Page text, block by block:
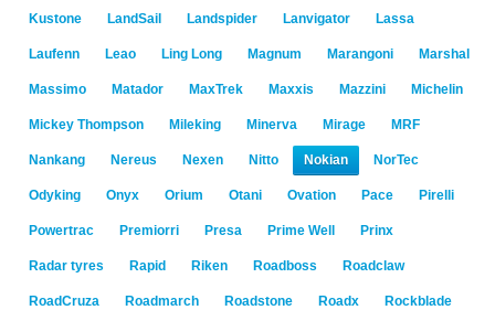
Kustone LandSail Landspider Lanvigator Lassa
Laufenn Leao Ling Long Magnum Marangoni Marshal
Massimo Matador MaxTrek Maxxis Mazzini Michelin
Mickey Thompson Mileking Minerva Mirage MRF
Nankang Nereus Nexen Nitto Nokian NorTec
Odyking Onyx Orium Otani Ovation Pace Pirelli
Powertrac Premiorri Presa Prime Well Prinx
Radar tyres Rapid Riken Roadboss Roadclaw
RoadCruza Roadmarch Roadstone Roadx Rockblade